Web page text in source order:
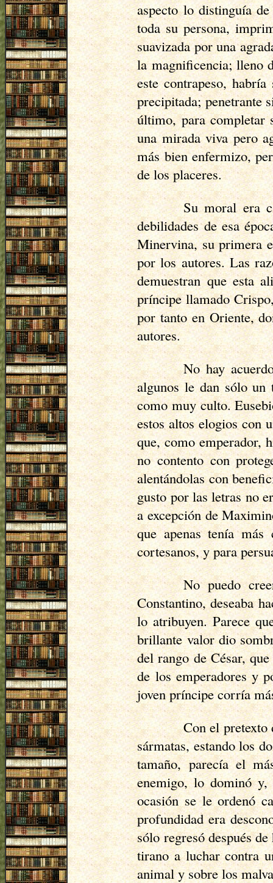
aspecto lo distinguía
toda su persona,
suavizada por una
la magnificencia; lleno
este contrapeso,
precipitada; penetrante
último, para completar
una mirada viva pero
más bien enfermizo,
de los placeres.
Su moral era
debilidades de esa
Minervina, su primera
por los autores. Las
demuestran que esta
príncipe llamadoCrispo
por tanto en Oriente,
autores.
No hay
algunos le dan sólo un
como muy culto.
estos altos elogios con
que, como emperador,
no contento con
alentándolas con
gusto por las letras no
a excepción de
que apenas tenía
cortesanos, y para
No puedo
Constantino, deseaba
lo atribuyen. Parece
brillante valor dio
del rango de César,
de los emperadores y
joven príncipe corría
Con el
sármatas, estando los
tamaño, parecía el
enemigo, lo dominó
ocasión se le ordenó
profundidad era
sólo regresó después
tirano a luchar contra
animal y sobre los